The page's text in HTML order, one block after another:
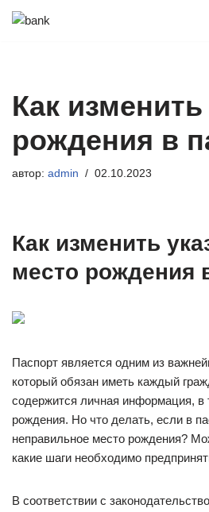
Как
рождения в
автор: admin 02.10.2023
Как изменить
место рождения
Паспорт является одним из
который обязан иметь каждый
содержится личная информация, в
рождения. Но что делать, если в
неправильное место рождения?
какие шаги необходимо
В соответствии с